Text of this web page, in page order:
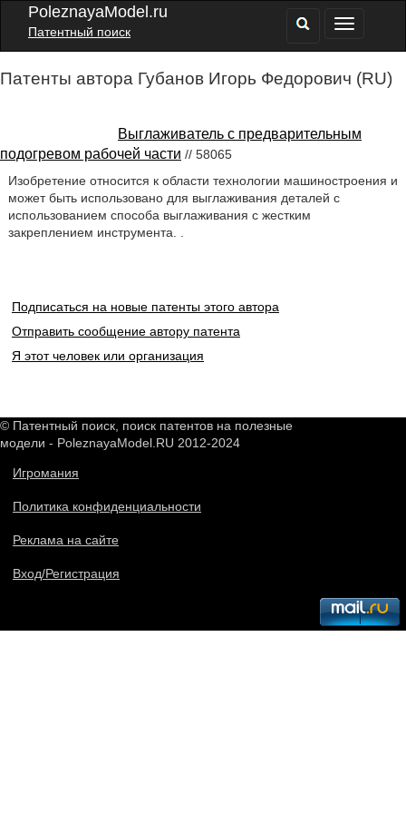
PoleznayaModel.ru
Патентный поиск
Патенты автора Губанов Игорь Федорович (RU)
Выглаживатель с предварительным
подогревом рабочей части // 58065
Изобретение относится к области технологии машиностроения и
может быть использовано для выглаживания деталей с
использованием способа выглаживания с жестким
закреплением инструмента. .
Подписаться на новые патенты этого автора
Отправить сообщение автору патента
Я этот человек или организация
© Патентный поиск, поиск патентов на полезные
модели - PoleznayaModel.RU 2012-2024
Игромания
Политика конфиденциальности
Реклама на сайте
Вход/Регистрация